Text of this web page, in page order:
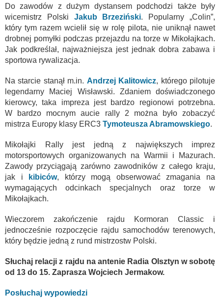
Do zawodów z dużym dystansem podchodzi także były
wicemistrz Polski Jakub Brzeziński. Popularny „Colin”,
który tym razem wcielił się w rolę pilota, nie uniknął nawet
drobnej pomyłki podczas przejazdu na torze w Mikołajkach.
Jak podkreślał, najważniejsza jest jednak dobra zabawa i
sportowa rywalizacja.
Na starcie stanął m.in. Andrzej Kalitowicz, którego pilotuje
legendarny Maciej Wisławski. Zdaniem doświadczonego
kierowcy, taka impreza jest bardzo regionowi potrzebna.
W bardzo mocnym aucie rally 2 można było zobaczyć
mistrza Europy klasy ERC3 Tymoteusza Abramowskiego.
Mikołajki Rally jest jedną z największych imprez
motorsportowych organizowanych na Warmii i Mazurach.
Zawody przyciągają zarówno zawodników z całego kraju,
jak i
kibiców, którzy mogą obserwować zmagania na
wymagających odcinkach specjalnych oraz torze w
Mikołajkach.
Wieczorem zakończenie rajdu Kormoran Classic i
jednocześnie rozpoczęcie rajdu samochodów terenowych,
który będzie jedną z rund mistrzostw Polski.
Słuchaj relacji z rajdu na antenie Radia Olsztyn w sobotę
od 13 do 15. Zaprasza Wojciech Jermakow.
Posłuchaj wypowiedzi